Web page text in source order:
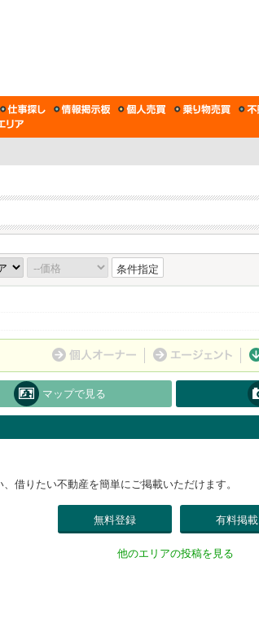
条件指定
マップで見る
借りたい不動産を簡単にご掲載いただけます。
無料登録 有料掲載
他のエリアの投稿を見る